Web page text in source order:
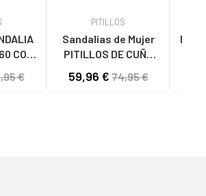
CON
€
PITILLOS
Sandalias de Mujer
PITILLOS DE CUÑA
ORO
59,96 €74,95 €